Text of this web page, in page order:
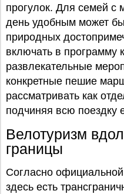
прогулок. Для семей
день удобным может
природных
включать в программу
развлекательные
конкретные пешие
рассматривать как
подчиняя всю поездку
Велотуризм
границы
Согласно
здесь есть